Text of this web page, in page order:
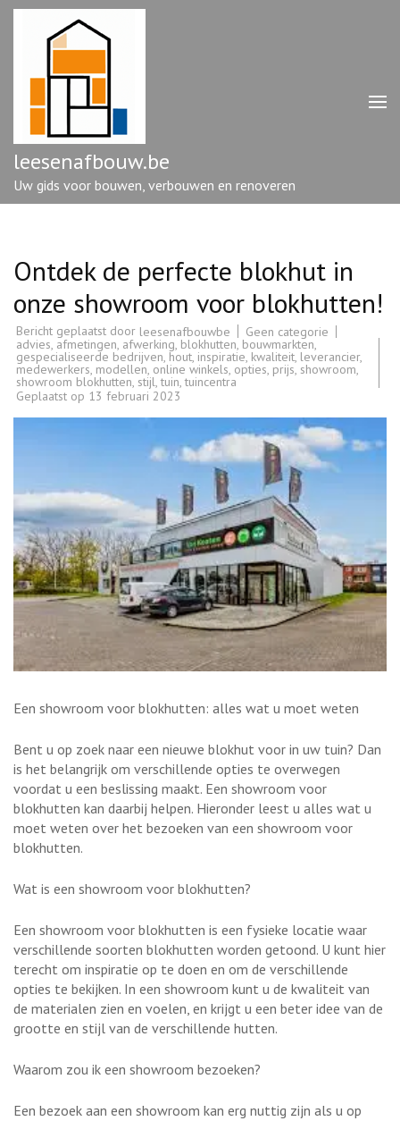
Ga
enter)
leesenafbouw.be
Uw gids voor bouwen, verbouwen en renoveren
Ontdek de perfecte blokhut in
onze showroom voor blokhutten!
Bericht geplaatst door leesenafbouwbe
Geen categorie
advies, afmetingen, afwerking, blokhutten, bouwmarkten,
gespecialiseerde bedrijven, hout, inspiratie, kwaliteit, leverancier,
medewerkers, modellen, online winkels, opties, prijs, showroom,
showroom blokhutten, stijl,tuin,tuincentra
Geplaatst op 13 februari 2023
Een showroom voor blokhutten: alles wat u moet weten
Bent u op zoek naar een nieuwe blokhut voor in uw tuin? Dan
is het belangrijk om verschillende opties te overwegen
voordat u een beslissing maakt. Een showroom voor
blokhutten kan daarbij helpen. Hieronder leest u alles wat u
moet weten over het bezoeken van een showroom voor
blokhutten.
Wat is een showroom voor blokhutten?
Een showroom voor blokhutten is een fysieke locatie waar
verschillende soorten blokhutten worden getoond. U kunt hier
terecht om inspiratie op te doen en om de verschillende
opties te bekijken. In een showroom kunt u de kwaliteit van
de materialen zien en voelen, en krijgt u een beter idee van de
grootte en stijl van de verschillende hutten.
Waarom zou ik een showroom bezoeken?
Een bezoek aan een showroom kan erg nuttig zijn als u op